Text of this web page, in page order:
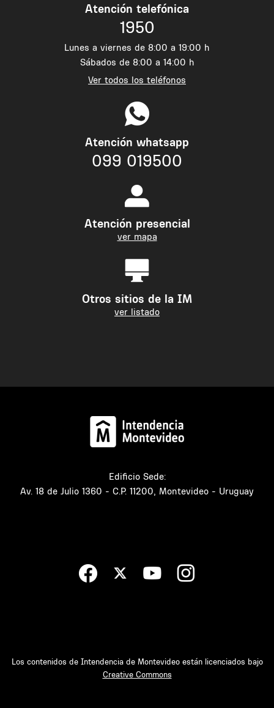
Atención telefónica
1950
Lunes a viernes de 8:00 a 19:00 h
Sábados de 8:00 a 14:00 h
Ver todos los teléfonos
Atención whatsapp
099 019500
Atención presencial
ver mapa
Otros sitios de la IM
ver listado
Edificio Sede:
Av. 18 de Julio 1360 - C.P. 11200, Montevideo - Uruguay
Los contenidos de Intendencia de Montevideo están licenciados bajo
Creative Commons